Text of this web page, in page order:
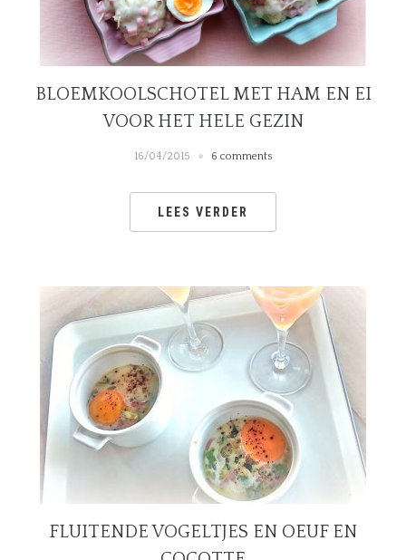
BLOEMKOOLSCHOTEL MET HAM EN EI
VOOR HET HELE GEZIN
16/04/2015 6 comments
LEES VERDER
FLUITENDE VOGELTJES EN OEUF EN